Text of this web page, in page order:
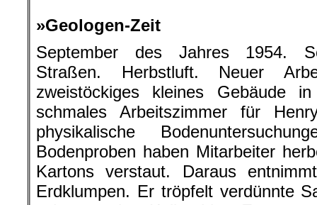
»Geologen-Zeit
September des Jahres 1954.
Straßen. Herbstluft. Neuer
zweistöckiges kleines Gebäude
schmales Arbeitszimmer für
physikalische
Bodenproben haben Mitarbeiter
Kartons verstaut. Daraus
Erdklumpen. Er tröpfelt verdünnte